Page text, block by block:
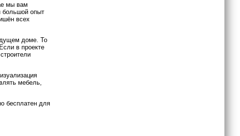
мы вам
большой опыт
всех
доме. То
в проекте
мебель,
бесплатен для